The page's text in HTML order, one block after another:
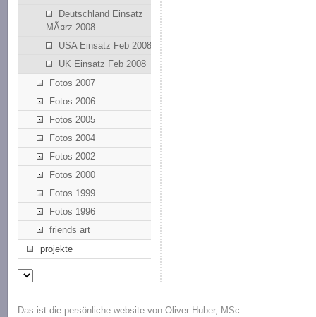
Deutschland Einsatz
MÃ¤rz 2008
USA Einsatz Feb 2008
UK Einsatz Feb 2008
Fotos 2007
Fotos 2006
Fotos 2005
Fotos 2004
Fotos 2002
Fotos 2000
Fotos 1999
Fotos 1996
friends art
projekte
Das ist die persönliche website von Oliver Huber, MSc.